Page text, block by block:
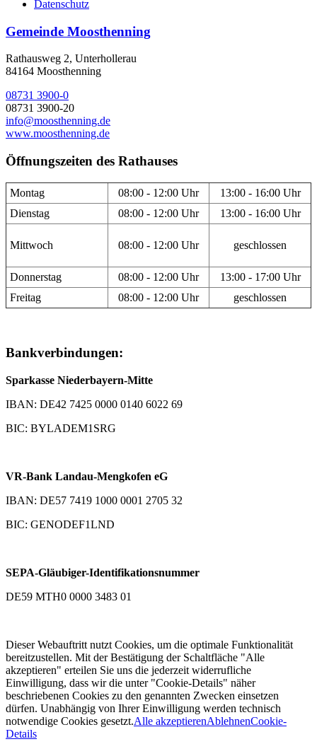
Datenschutz
Gemeinde Moosthenning
Rathausweg 2, Unterhollerau
84164 Moosthenning
08731 3900-0
08731 3900-20
info@moosthenning.de
www.moosthenning.de
Öffnungszeiten des Rathauses
Montag 08:00 - 12:00 Uhr
13:00 - 16:00 Uhr
Dienstag
08:00 - 12:00 Uhr 13:00 - 16:00 Uhr
Mittwoch 08:00 - 12:00 Uhr geschlossen
Donnerstag 08:00 - 12:00 Uhr
13:00 - 17:00 Uhr
Freitag
08:00 - 12:00 Uhr geschlossen
Bankverbindungen:
Sparkasse Niederbayern-Mitte
IBAN: DE42 7425 0000 0140 6022 69
BIC: BYLADEM1SRG
VR-Bank Landau-Mengkofen eG
IBAN: DE57 7419 1000 0001 2705 32
BIC: GENODEF1LND
SEPA-Gläubiger-Identifikationsnummer
DE59 MTH0 0000 3483 01
Dieser Webauftritt nutzt Cookies, um die optimale Funktionalität
bereitzustellen. Mit der Bestätigung der Schaltfläche "Alle
akzeptieren" erteilen Sie uns die jederzeit widerrufliche
Einwilligung, dass wir die unter "Cookie-Details" näher
beschriebenen Cookies zu den genannten Zwecken einsetzen
dürfen. Unabhängig von Ihrer Einwilligung werden technisch
notwendige Cookies gesetzt.Alle akzeptierenAblehnenCookie-
Details